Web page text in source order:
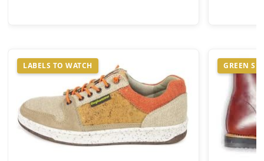
LABELS TO WATCH GREEN